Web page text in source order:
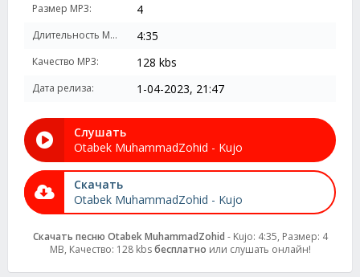
Размер MP3: 4
Длительность MP3: 4:35
Качество MP3: 128 kbs
Дата релиза: 1-04-2023, 21:47
Слушать
Otabek MuhammadZohid - Kujo
Скачать
Otabek MuhammadZohid - Kujo
Скачать песню Otabek MuhammadZohid - Kujo: 4:35, Размер: 4
MB, Качество: 128 kbsбесплатно или слушать онлайн!